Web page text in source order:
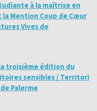
à la maîtrise en
Mention Coup de Cœur
Vives de
troisième édition du
sensibles / Territori
Palerme